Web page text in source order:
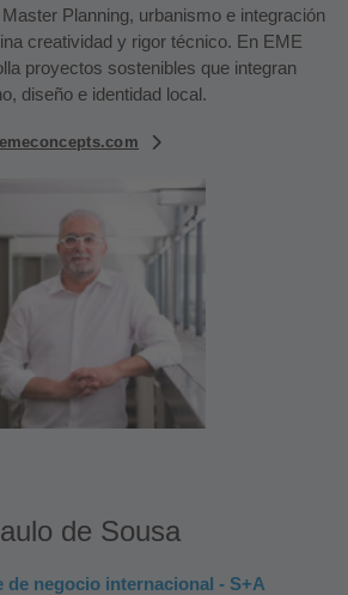
Planning, urbanismo e integración
creatividad y rigor técnico. En EME
proyectos sostenibles que integran
diseño e identidad local.
emeconcepts.com
de Sousa
de negocio internacional - S+A